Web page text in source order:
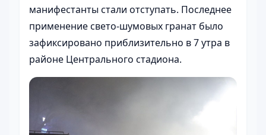
манифестанты стали отступать. Последнее
применение свето-шумовых гранат было
зафиксировано приблизительно в 7 утра в
районе Центрального стадиона.